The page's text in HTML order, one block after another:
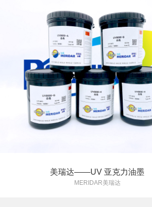
美瑞达——UV 亚克力油墨
MERIDAR美瑞达